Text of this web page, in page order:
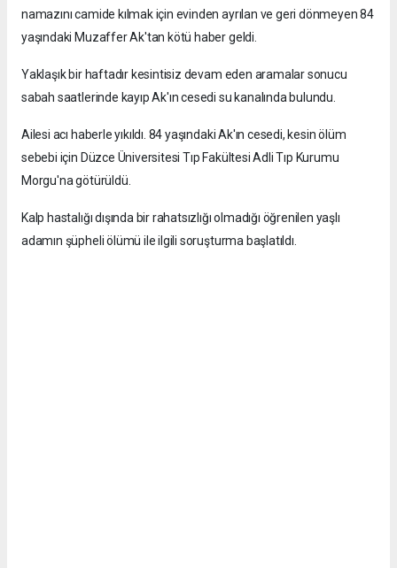
namazını camide kılmak için evinden ayrılan ve geri dönmeyen 84
yaşındaki Muzaffer Ak'tan kötü haber geldi.
Yaklaşık bir haftadır kesintisiz devam eden aramalar sonucu
sabah saatlerinde kayıp Ak'ın cesedi su kanalında bulundu.
Ailesi acı haberle yıkıldı. 84 yaşındaki Ak'ın cesedi, kesin ölüm
sebebi için Düzce Üniversitesi Tıp Fakültesi Adli Tıp Kurumu
Morgu'na götürüldü.
Kalp hastalığı dışında bir rahatsızlığı olmadığı öğrenilen yaşlı
adamın şüpheli ölümü ile ilgili soruşturma başlatıldı.